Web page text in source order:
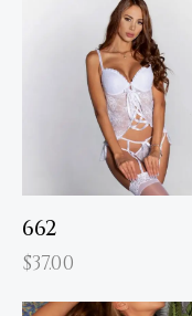
662
$37.00